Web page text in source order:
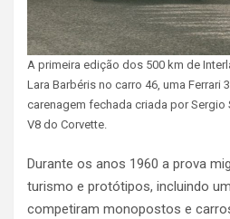
A primeira edição dos 500 km de
Lara Barbéris no carro 46, uma Ferrari
carenagem fechada criada por Sergio
V8 do Corvette.
Durante os anos 1960 a prova
turismo e protótipos, incluindo
competiram monopostos e